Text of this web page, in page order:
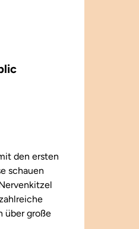
den ersten
schauen
über große